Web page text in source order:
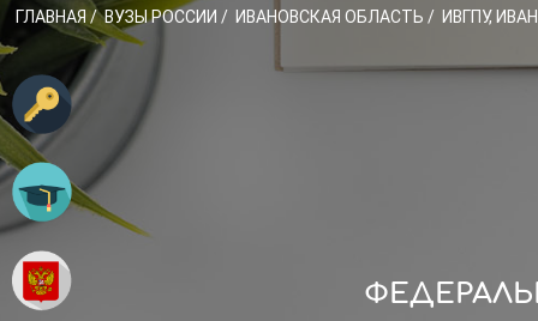
ГЛАВНАЯ / ВУЗЫ РОССИИ / ИВАНОВСКАЯ ОБЛАСТЬ / ИВГПУ,